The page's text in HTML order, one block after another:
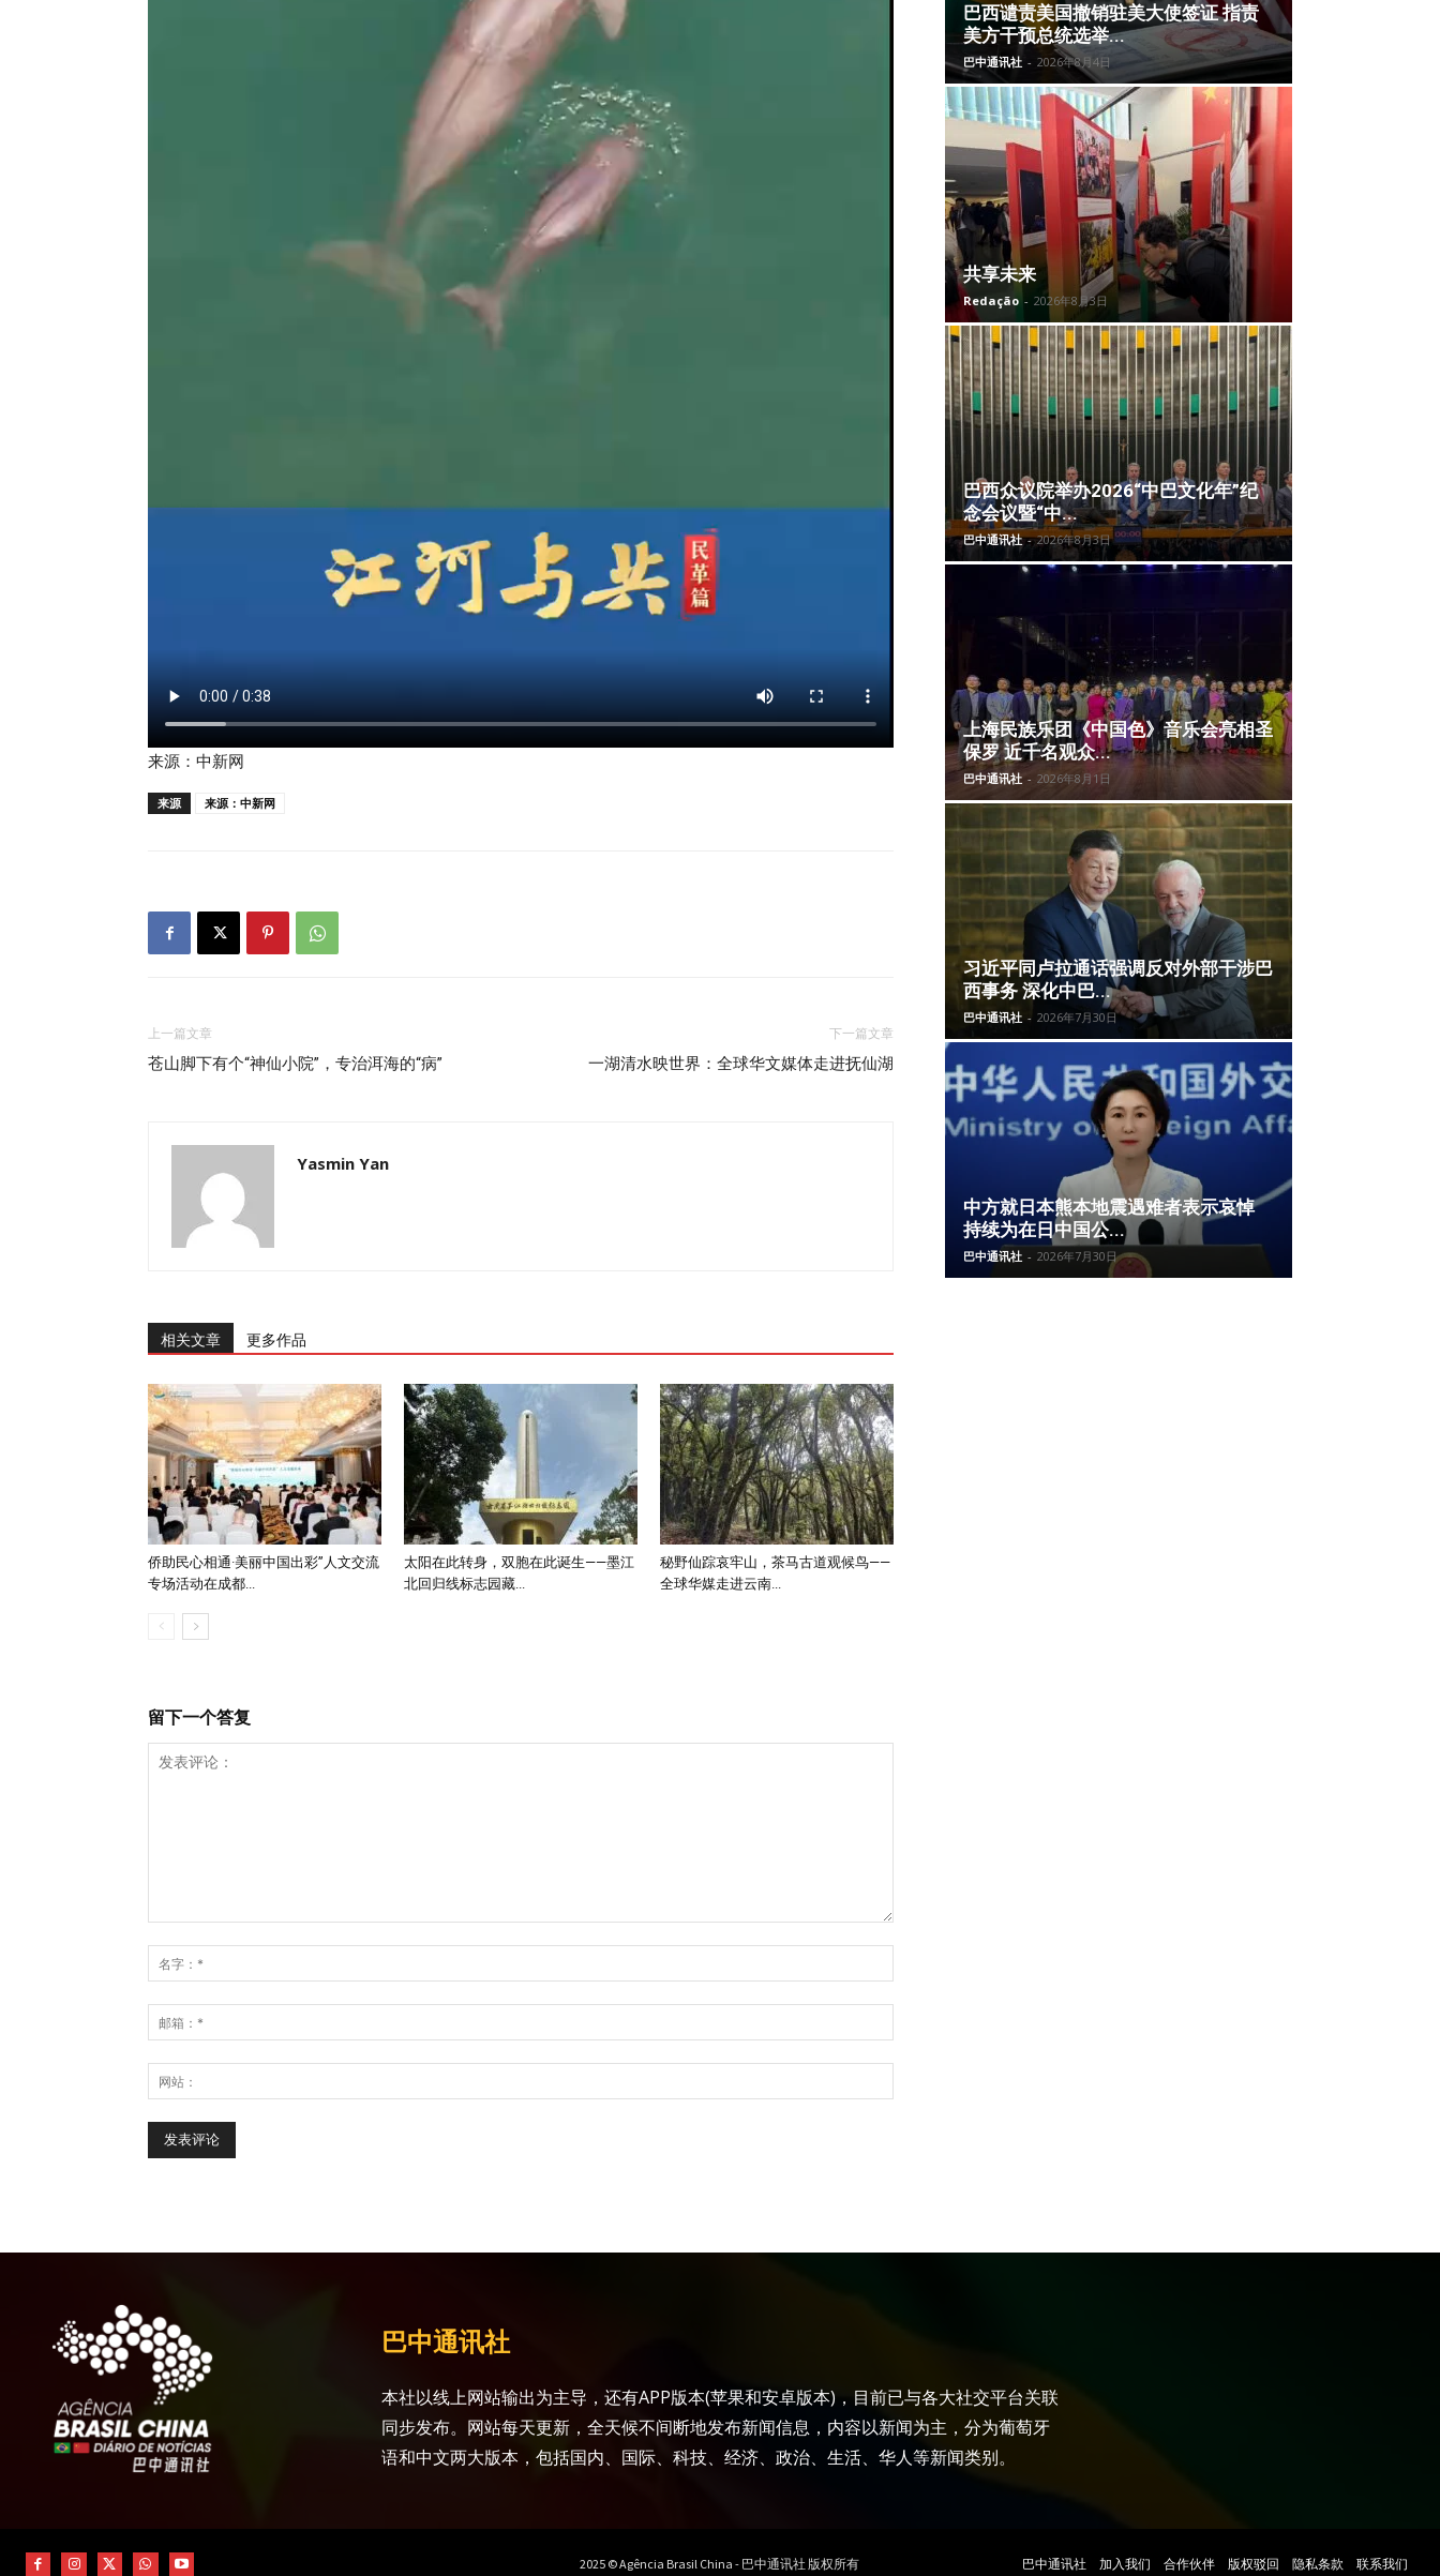
来源：中新网
来源 来源：中新网
上一篇文章
苍山脚下有个“神仙小院”，专治洱海的“病”
下一篇文章
一湖清水映世界：全球华文媒体走进抚仙湖
Yasmin Yan
相关文章 更多作品
侨助民心相通·美丽中国出彩”人文交流
专场活动在成都...
太阳在此转身，双胞在此诞生——墨江
北回归线标志园藏...
秘野仙踪哀牢山，茶马古道观候鸟——
全球华媒走进云南...
留下一个答复
巴西谴责美国撤销驻美大使签证 指责
美方干预总统选举...
巴中通讯社 - 2026年8月4日
共享未来
Redação - 2026年8月3日
巴西众议院举办2026“中巴文化年”纪
念会议暨“中...
巴中通讯社 - 2026年8月3日
上海民族乐团《中国色》音乐会亮相圣
保罗 近千名观众...
巴中通讯社 - 2026年8月1日
习近平同卢拉通话强调反对外部干涉巴
西事务 深化中巴...
巴中通讯社 - 2026年7月30日
中方就日本熊本地震遇难者表示哀悼
持续为在日中国公...
巴中通讯社 - 2026年7月30日
巴中通讯社
本社以线上网站输出为主导，还有APP版本(苹果和安卓版本)，目前已与各大社交平台关联
同步发布。网站每天更新，全天候不间断地发布新闻信息，内容以新闻为主，分为葡萄牙
语和中文两大版本，包括国内、国际、科技、经济、政治、生活、华人等新闻类别。
2025 © Agência Brasil China - 巴中通讯社 版权所有 巴中通讯社 加入我们 合作伙伴 版权驳回 隐私条款 联系我们